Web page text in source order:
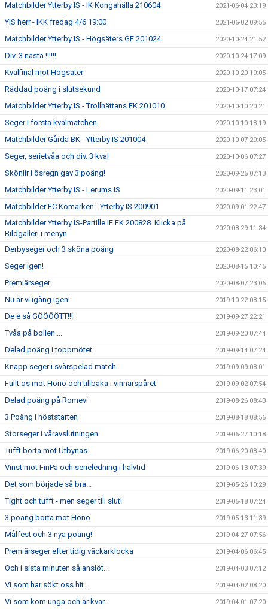
Matchbilder Ytterby IS - IK Kongahälla 210604 2021-06-04 23:19
YIS herr - IKK fredag 4/6 19:00 2021-06-02 09:55
Matchbilder Ytterby IS - Högsäters GF 201024 2020-10-24 21:52
Div. 3 nästa !!!!!! 2020-10-24 17:09
Kvalfinal mot Högsäter 2020-10-20 10:05
Räddad poäng i slutsekund 2020-10-17 07:24
Matchbilder Ytterby IS - Trollhättans FK 201010 2020-10-10 20:21
Seger i första kvalmatchen 2020-10-10 18:19
Matchbilder Gårda BK - Ytterby IS 201004 2020-10-07 20:05
Seger, serietvåa och div. 3 kval 2020-10-06 07:27
Skönlir i ösregn gav 3 poäng! 2020-09-26 07:13
Matchbilder Ytterby IS - Lerums IS 2020-09-11 23:01
Matchbilder FC Komarken - Ytterby IS 200901 2020-09-01 22:47
Matchbilder Ytterby IS-Partille IF FK 200828. Klicka på
Bildgalleri i menyn
2020-08-29 11:34
Derbyseger och 3 sköna poäng 2020-08-22 06:10
Seger igen! 2020-08-15 10:45
Premiärseger 2020-08-07 23:06
Nu är vi igång igen! 2019-10-22 08:15
De e så GÖÖÖÖTT!!! 2019-09-27 22:21
Tvåa på bollen.... 2019-09-20 07:44
Delad poäng i toppmötet 2019-09-14 07:24
Knapp seger i svårspelad match 2019-09-09 08:01
Fullt ös mot Hönö och tillbaka i vinnarspåret 2019-09-02 07:54
Delad poäng på Romevi 2019-08-26 08:43
3 Poäng i höststarten 2019-08-18 08:56
Storseger i våravslutningen 2019-06-27 10:18
Tufft borta mot Utbynäs.. 2019-06-20 08:40
Vinst mot FinPa och serieledning i halvtid 2019-06-13 07:39
Det som började så bra... 2019-05-26 10:29
Tight och tufft - men seger till slut! 2019-05-18 07:24
3 poäng borta mot Hönö 2019-05-13 11:39
Målfest och 3 nya poäng! 2019-04-27 07:56
Premiärseger efter tidig väckarklocka 2019-04-06 06:45
Och i sista minuten så anslöt... 2019-04-03 07:12
Vi som har sökt oss hit... 2019-04-02 08:20
Vi som kom unga och är kvar... 2019-04-01 07:20